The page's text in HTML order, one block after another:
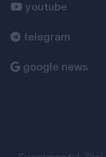
youtube
telegram
google news